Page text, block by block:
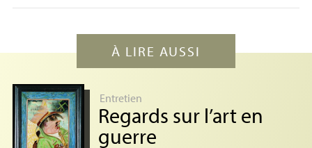
À LIRE AUSSI
Entretien
Regards sur l’art en
guerre